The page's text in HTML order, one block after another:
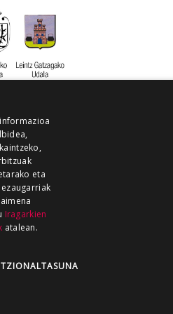
GUKA
GUKA ZUMAIA GUKA
eta
Iragarkien
atalean.